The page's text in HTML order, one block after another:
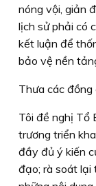
nóng vội, giản
lịch sử phải có
kết luận để
bảo vệ nền
Thưa các đồng
Tôi đề nghị Tổ
trương triển
đầy đủ ý kiến
đạo; rà soát lại